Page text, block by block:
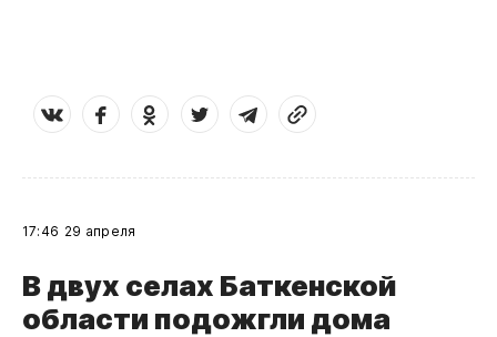
17:46 29 апреля
В двух селах Баткенской
области подожгли дома